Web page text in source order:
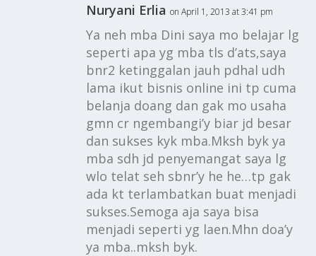
Nuryani Erlia on April 1, 2013 at 3:41 pm
Ya neh mba Dini saya mo belajar lg
seperti apa yg mba tls d’ats,saya
bnr2 ketinggalan jauh pdhal udh
lama ikut bisnis online ini tp cuma
belanja doang dan gak mo usaha
gmn cr ngembangi’y biar jd besar
dan sukses kyk mba.Mksh byk ya
mba sdh jd penyemangat saya lg
wlo telat seh sbnr’y he he…tp gak
ada kt terlambatkan buat menjadi
sukses.Semoga aja saya bisa
menjadi seperti yg laen.Mhn doa’y
ya mba..mksh byk.